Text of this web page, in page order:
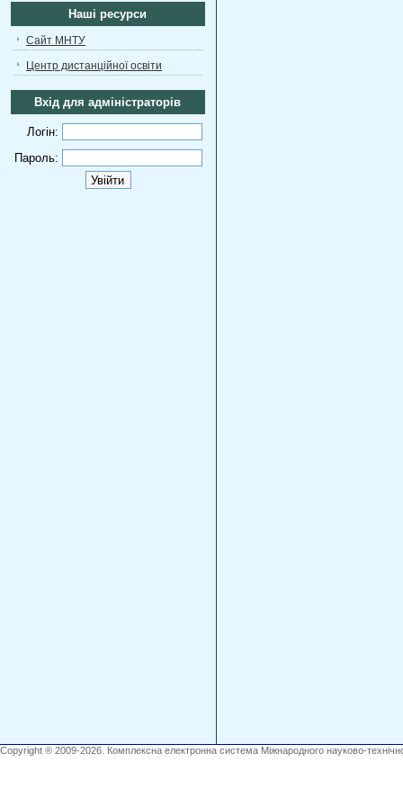
Наші ресурси
Сайт МНТУ
Центр дистанційної освіти
Вхід для адміністраторів
Логін:
Пароль:
Copyright ® 2009-2026. Комплексна електронна система Міжнародного науково-